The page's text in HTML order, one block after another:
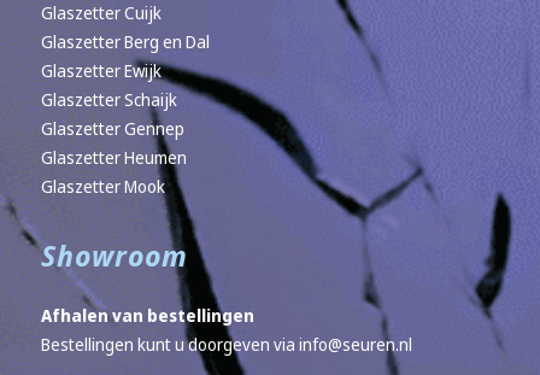
Glaszetter Cuijk
Glaszetter Berg en Dal
Glaszetter Ewijk
Glaszetter Schaijk
Glaszetter Gennep
Glaszetter Heumen
Glaszetter Mook
Showroom
Afhalen van bestellingen
Bestellingen kunt u doorgeven via info@seuren.nl